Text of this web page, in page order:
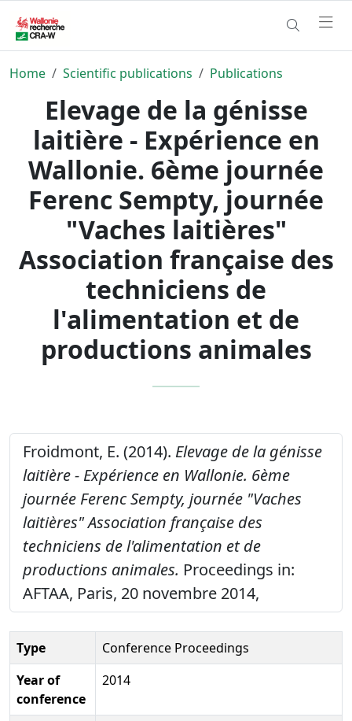
Home Scientific publications Publications
Elevage de la génisse
laitière - Expérience en
Wallonie. 6ème journée
Ferenc Sempty, journée
"Vaches laitières"
Association française des
techniciens de
l'alimentation et de
productions animales
Froidmont, E. (2014). Elevage de la génisse
laitière - Expérience en Wallonie. 6ème
journée Ferenc Sempty, journée "Vaches
laitières" Association française des
techniciens de l'alimentation et de
productions animales. Proceedings in:
AFTAA, Paris, 20 novembre 2014,
Type
Conference Proceedings
Year of
conference
2014